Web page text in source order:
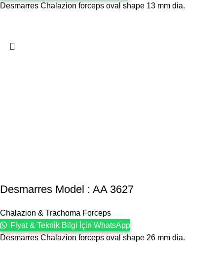
Desmarres Chalazion forceps oval shape 13 mm dia.
Desmarres Model : AA 3627
Chalazion & Trachoma Forceps
Fiyat & Teknik Bilgi İçin WhatsApp
Desmarres Chalazion forceps oval shape 26 mm dia.